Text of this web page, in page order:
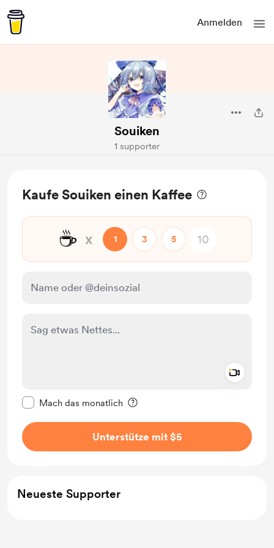
Anmelden
Souiken
1 supporter
Kaufe Souiken einen Kaffee
☕ x 1 3 5
Mach das monatlich
Unterstütze mit $5
Neueste Supporter